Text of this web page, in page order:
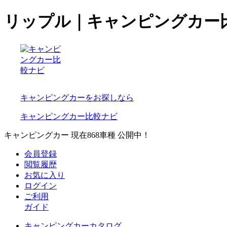
リップル｜キャンピングカー
キャンピングカーをお探しなら
キャンピングカー比較ナビ
キャンピングカー 現在868車種 公開中！
会員登録
閲覧履歴
お気に入り
ログイン
ご利用
ガイド